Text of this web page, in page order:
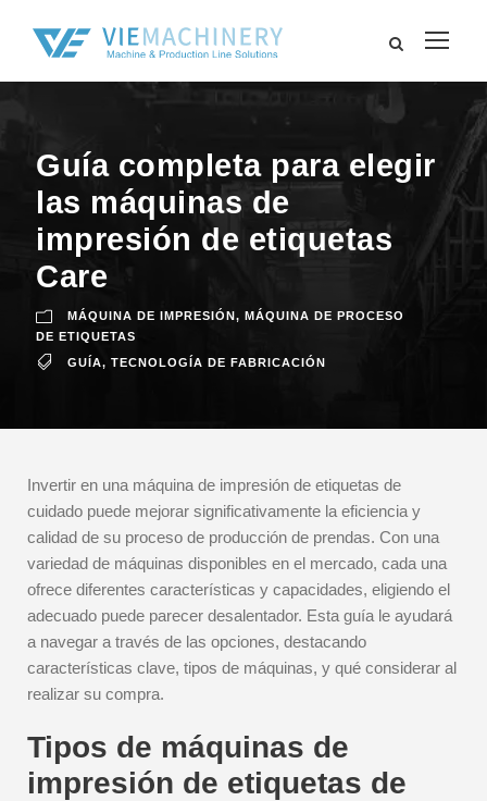
Guía completa para elegir
las máquinas de
impresión de etiquetas
Care
MÁQUINA DE IMPRESIÓN , MÁQUINA DE PROCESO
DE ETIQUETAS
GUÍA, TECNOLOGÍA DE FABRICACIÓN
Invertir en una máquina de impresión de etiquetas de
cuidado puede mejorar significativamente la eficiencia y
calidad de su proceso de producción de prendas. Con una
variedad de máquinas disponibles en el mercado, cada una
ofrece diferentes características y capacidades, eligiendo el
adecuado puede parecer desalentador. Esta guía le ayudará
a navegar a través de las opciones, destacando
características clave, tipos de máquinas, y qué considerar al
realizar su compra.
Tipos de máquinas de
impresión de etiquetas de